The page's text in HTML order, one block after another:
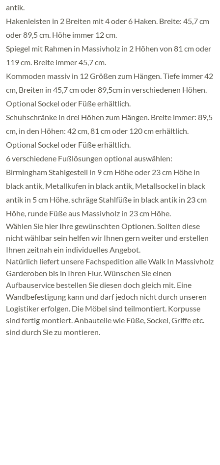
antik.
Hakenleisten in 2 Breiten mit 4 oder 6 Haken. Breite: 45,7 cm
oder 89,5 cm. Höhe immer 12 cm.
Spiegel mit Rahmen in Massivholz in 2 Höhen von 81 cm oder
119 cm. Breite immer 45,7 cm.
Kommoden massiv in 12 Größen zum Hängen. Tiefe immer 42
cm, Breiten in 45,7 cm oder 89,5cm in verschiedenen Höhen.
Optional Sockel oder Füße erhältlich.
Schuhschränke in drei Höhen zum Hängen. Breite immer: 89,5
cm, in den Höhen: 42 cm, 81 cm oder 120 cm erhältlich.
Optional Sockel oder Füße erhältlich.
6 verschiedene Fußlösungen optional auswählen:
Birmingham Stahlgestell in 9 cm Höhe oder 23 cm Höhe in
black antik, Metallkufen in black antik, Metallsockel in black
antik in 5 cm Höhe, schräge Stahlfüße in black antik in 23 cm
Höhe, runde Füße aus Massivholz in 23 cm Höhe.
Wählen Sie hier Ihre gewünschten Optionen. Sollten diese
nicht wählbar sein helfen wir Ihnen gern weiter und erstellen
Ihnen zeitnah ein individuelles Angebot.
Natürlich liefert unsere Fachspedition alle Walk In Massivholz
Garderoben bis in Ihren Flur. Wünschen Sie einen
Aufbauservice bestellen Sie diesen doch gleich mit. Eine
Wandbefestigung kann und darf jedoch nicht durch unseren
Logistiker erfolgen. Die Möbel sind teilmontiert. Korpusse
sind fertig montiert. Anbauteile wie Füße, Sockel, Griffe etc.
sind durch Sie zu montieren.